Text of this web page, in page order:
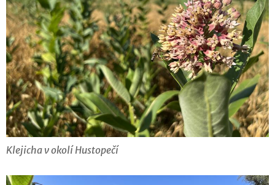
Klejicha v okolí Hustopečí